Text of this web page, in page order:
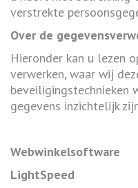
verstrekte
Over de
Hieronder kan u lezen
verwerken, waar wij
beveiligingstechnieken
gegevens inzichtelijk
Webwinkelsoftware
LightSpeed